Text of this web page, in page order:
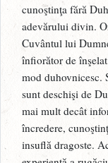
cunoştinţa fără
adevărului divin.
Cuvântul lui
înfiorător de
mod duhovnicesc.
sunt deschişi de
mai mult decât
încredere,
insuflă dragoste.